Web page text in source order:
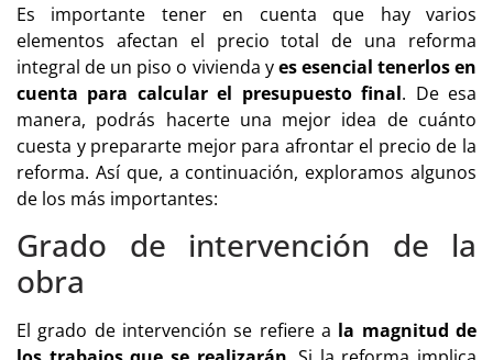
Es importante tener en cuenta que hay varios
elementos afectan el precio total de una reforma
integral de un piso o vivienda yes esencial tenerlos en
cuenta para calcular el presupuesto final. De esa
manera, podrás hacerte una mejor idea de cuánto
cuesta y prepararte mejor para afrontar el precio de la
reforma. Así que, a continuación, exploramos algunos
de los más importantes:
Grado de intervención de la
obra
El grado de intervención se refiere a la magnitud de